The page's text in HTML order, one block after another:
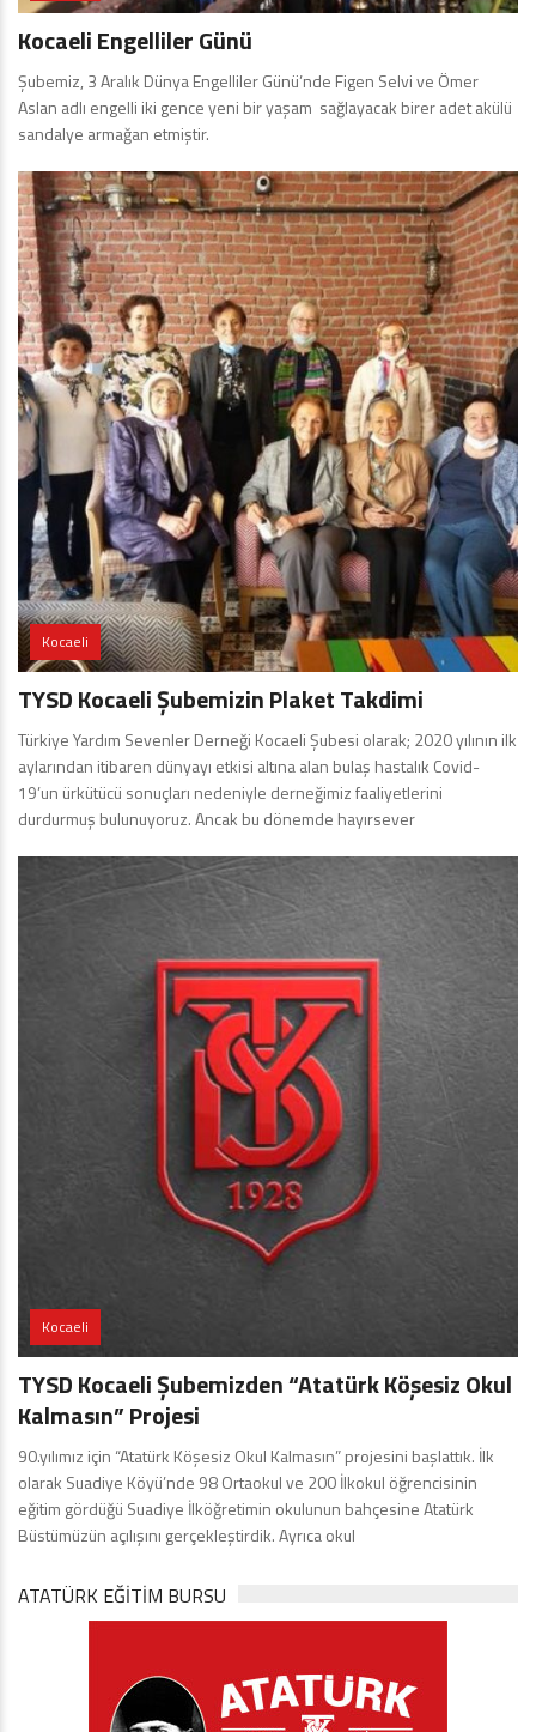
Kocaeli Engelliler Günü
Şubemiz, 3 Aralık Dünya Engelliler Günü’nde Figen Selvi ve Ömer
Aslan adlı engelli iki gence yeni bir yaşam sağlayacak birer adet akülü
sandalye armağan etmiştir.
Kocaeli
TYSD Kocaeli Şubemizin Plaket Takdimi
Türkiye Yardım Sevenler Derneği Kocaeli Şubesi olarak; 2020 yılının ilk
aylarından itibaren dünyayı etkisi altına alan bulaş hastalık Covid-
19’un ürkütücü sonuçları nedeniyle derneğimiz faaliyetlerini
durdurmuş bulunuyoruz. Ancak bu dönemde hayırsever
Kocaeli
TYSD Kocaeli Şubemizden “Atatürk Köşesiz Okul
Kalmasın” Projesi
90.yılımız için “Atatürk Köşesiz Okul Kalmasın” projesini başlattık. İlk
olarak Suadiye Köyü’nde 98 Ortaokul ve 200 İlkokul öğrencisinin
eğitim gördüğü Suadiye İlköğretimin okulunun bahçesine Atatürk
Büstümüzün açılışını gerçekleştirdik. Ayrıca okul
ATATÜRK EĞITIM BURSU